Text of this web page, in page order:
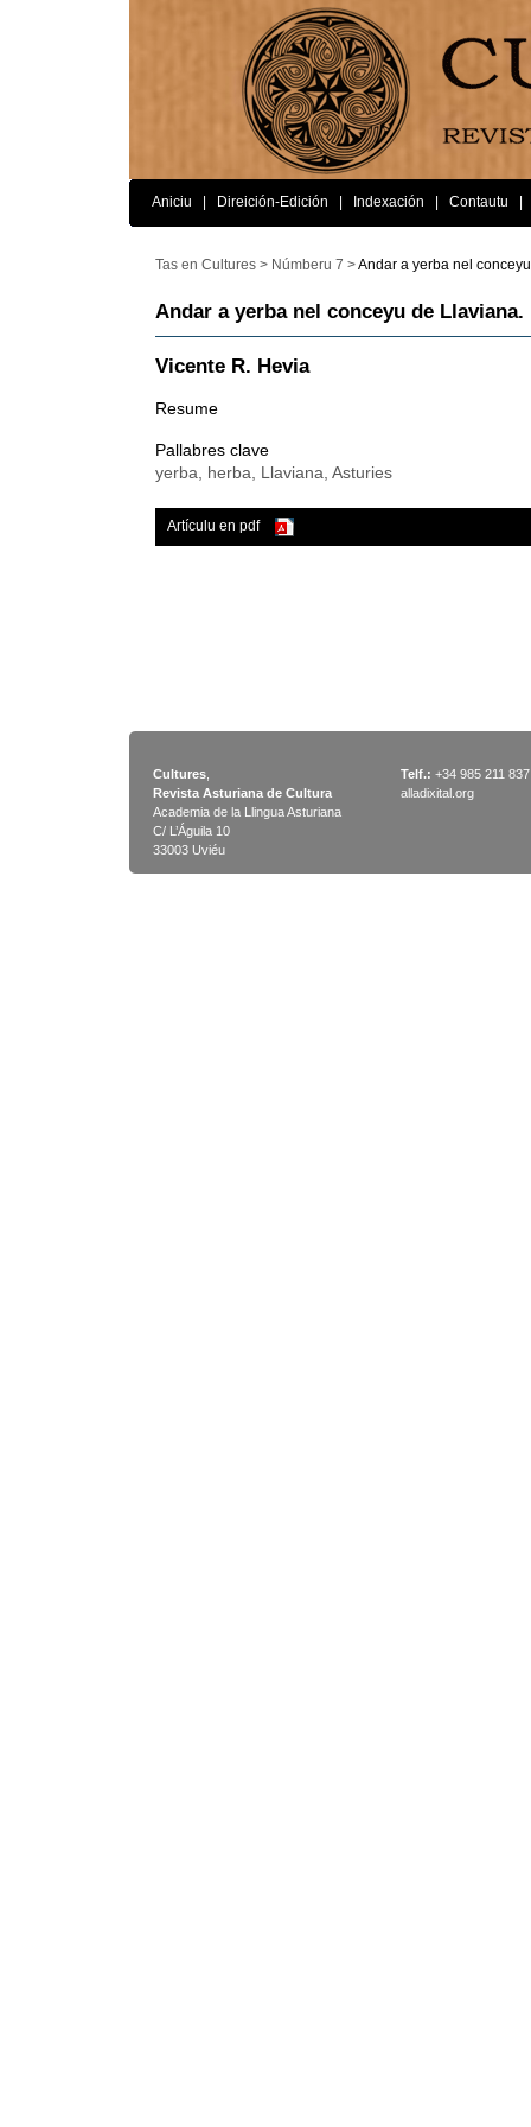
Aniciu Direición-Edición Indexación Contautu
Tas en Cultures > Númberu 7 >Andar a yerba nel
Andar a yerba nel conceyu de Llaviana.
Vicente R. Hevia
Resume
Pallabres clave
yerba, herba, Llaviana, Asturies
Artículu en pdf
Cultures
Revista Asturiana de Cultura
Academia de la Llingua Asturiana
C/ L’Águila 10
33003 Uviéu
Telf.: +34 985 211 837
alladixital.org